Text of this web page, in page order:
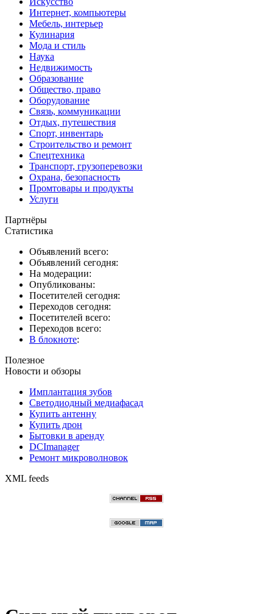
Интернет, компьютеры
Мебель, интерьер
Кулинария
Мода и стиль
Наука
Недвижимость
Образование
Общество, право
Оборудование
Связь, коммуникации
Отдых, путешествия
Спорт, инвентарь
Строительство и ремонт
Спецтехника
Транспорт, грузоперевозки
Охрана, безопасность
Промтовары и продукты
Услуги
Партнёры
Статистика
Объявлений всего:
Объявлений сегодня:
На модерации:
Опубликованы:
Посетителей сегодня:
Переходов сегодня:
Посетителей всего:
Переходов всего:
В блокноте:
Полезное
Новости и обзоры
Имплантация зубов
Светодиодный медиафасад
Купить антенну
Купить дрон
Бытовки в аренду
DCImanager
Ремонт микроволновок
XML feeds